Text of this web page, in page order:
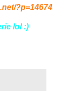
?p=14674
lol :)